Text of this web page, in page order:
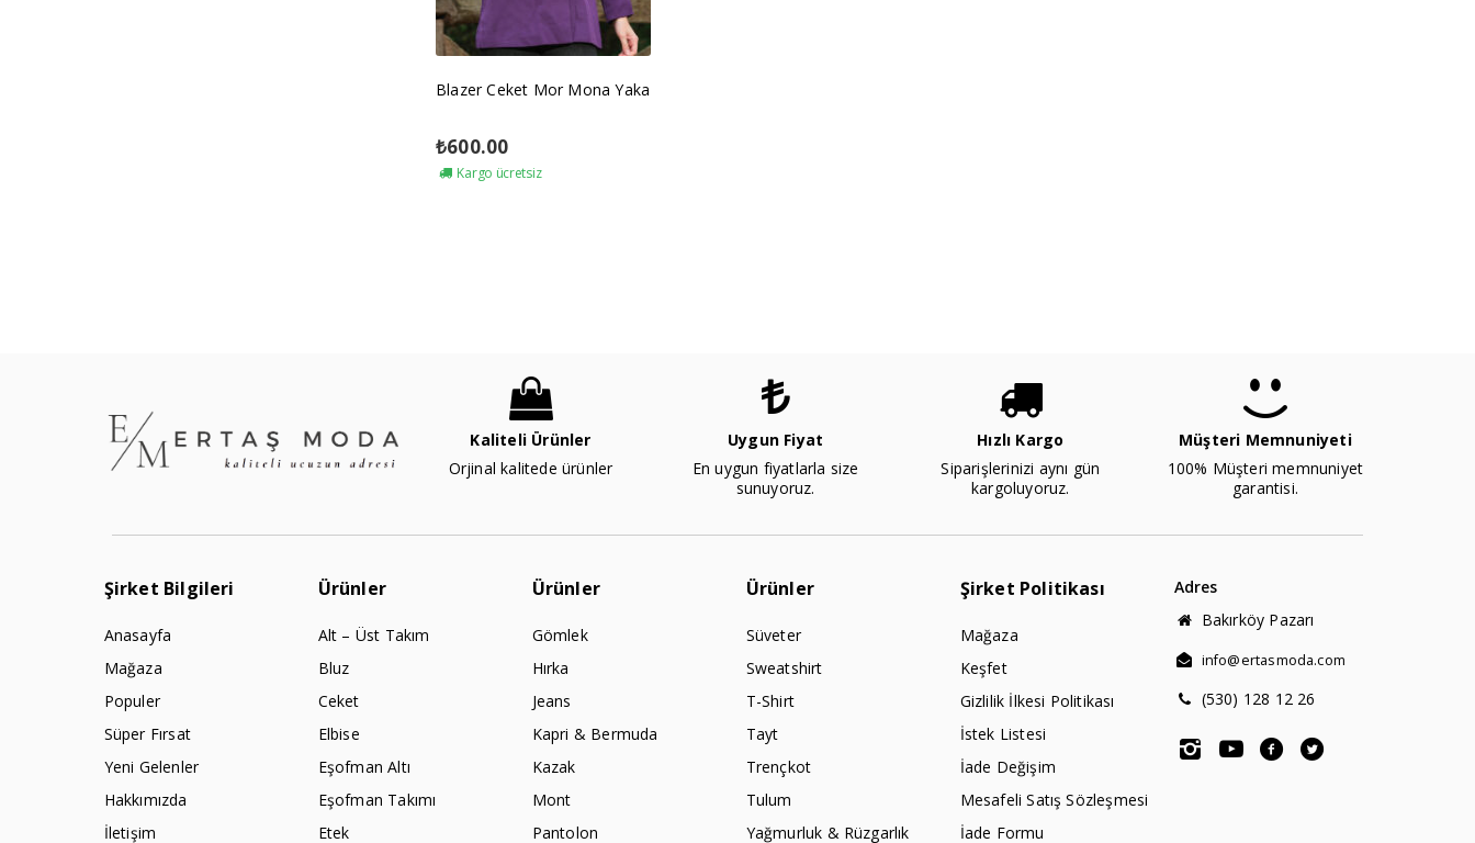
Blazer Ceket Mor Mona Yaka
₺600.00
Kargo ücretsiz
Kaliteli Ürünler
Orjinal kalitede ürünler
Uygun Fiyat
En uygun fiyatlarla size
sunuyoruz.
Hızlı Kargo
Siparişlerinizi aynı gün
kargoluyoruz.
Müşteri Memnuniyeti
100% Müşteri memnuniyet
garantisi.
Şirket Bilgileri
Anasayfa
Mağaza
Populer
Süper Fırsat
Yeni Gelenler
Hakkımızda
İletişim
Ürünler
Alt – Üst Takım
Bluz
Ceket
Elbise
Eşofman Altı
Eşofman Takımı
Etek
Ürünler
Gömlek
Hırka
Jeans
Kapri & Bermuda
Kazak
Mont
Pantolon
Ürünler
Süveter
Sweatshirt
T-Shirt
Tayt
Trençkot
Tulum
Yağmurluk & Rüzgarlık
Şirket Politikası
Mağaza
Keşfet
Gizlilik İlkesi Politikası
İstek Listesi
İade Değişim
Mesafeli Satış Sözleşmesi
İade Formu
Adres
Bakırköy Pazarı
info@ertasmoda.com
(530) 128 12 26